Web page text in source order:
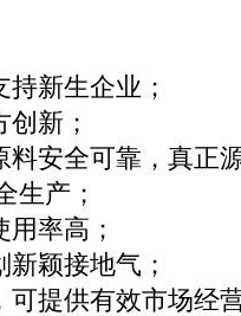
新生企业；
新；
料安全可靠，真正
生产；
率高；
颖接地气；
可提供有效市场经